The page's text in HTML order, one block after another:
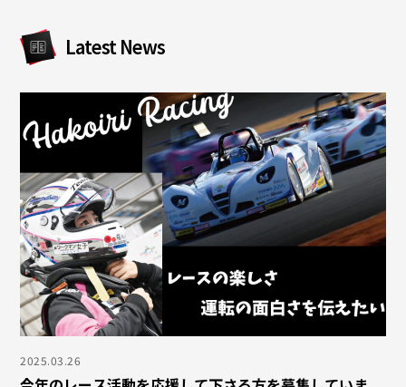
Latest News
2025.03.26